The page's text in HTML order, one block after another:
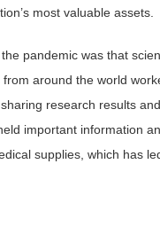
most valuable assets.
pandemic was that
around the world
research results
important information
supplies, which has